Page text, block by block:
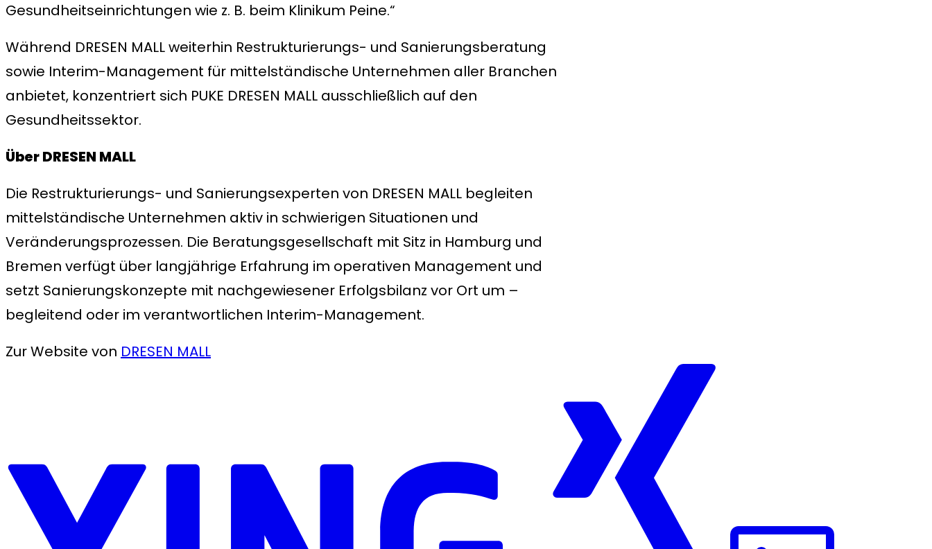
Gesundheitseinrichtungen wie z. B. beim Klinikum Peine.“
Während DRESEN MALL weiterhin Restrukturierungs- und Sanierungsberatung
sowie Interim-Management für mittelständische Unternehmen aller Branchen
anbietet, konzentriert sich PUKE DRESEN MALL ausschließlich auf den
Gesundheitssektor.
Über DRESEN MALL
Die Restrukturierungs- und Sanierungsexperten von DRESEN MALL begleiten
mittelständische Unternehmen aktiv in schwierigen Situationen und
Veränderungsprozessen. Die Beratungsgesellschaft mit Sitz in Hamburg und
Bremen verfügt über langjährige Erfahrung im operativen Management und
setzt Sanierungskonzepte mit nachgewiesener Erfolgsbilanz vor Ort um –
begleitend oder im verantwortlichen Interim-Management.
Zur Website von DRESEN MALL